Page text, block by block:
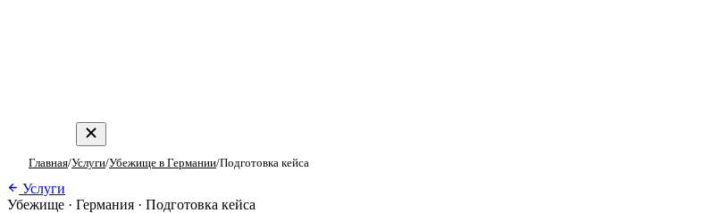
Главная/Услуги/Убежище в Германии/Подготовка кейса
Услуги
Убежище · Германия · Подготовка кейса